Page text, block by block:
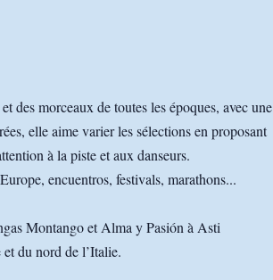
des morceaux de toutes les époques, avec une
elle aime varier les sélections en proposant
à la piste et aux danseurs.
encuentros, festivals, marathons...
Montango et Alma y Pasión à Asti
du nord de l’Italie.